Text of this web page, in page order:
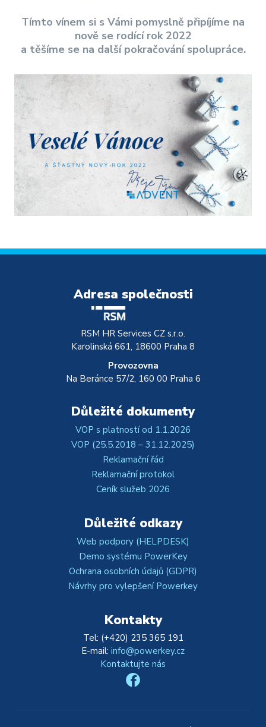
Kontakt
Tímto vínem si s Vámi pomyslně připíjíme na
nově se rodící rok 2022
a těšíme se na další pokračování spolupráce.
Adresa společnosti
RSM HR Services CZ s.r.o.
Karolinská 661, 18600 Praha 8
Provozovna
Na Beránce 57/2, 160 00 Praha 6
Důležité dokumenty
VOP s platností od 1.1.2026
VOP (25.5.2018 – 31.12.2025)
Reklamační řád
Reklamační protokol
Ceník služeb 2026
Důležité odkazy
Web podpory (HELPDESK)
Demo systému PowerKey
Ochrana osobních údajů (GDPR)
Návrhy pro vylepšení Powerkey
Kontakty
Tel: (+420) 235 365 191
E-mail: info@powerkey.cz
Kontaktujte nás